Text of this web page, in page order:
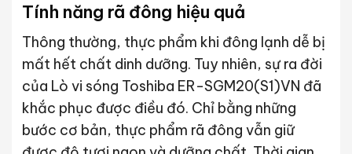
Tính năng rã đông hiệu quả
Thông thường, thực phẩm khi đông lạnh dễ bị
mất hết chất dinh dưỡng. Tuy nhiên, sự ra đời
của Lò vi sóng Toshiba ER-SGM20(S1)VN đã
khắc phục được điều đó. Chỉ bằng những
bước cơ bản, thực phẩm rã đông vẫn giữ